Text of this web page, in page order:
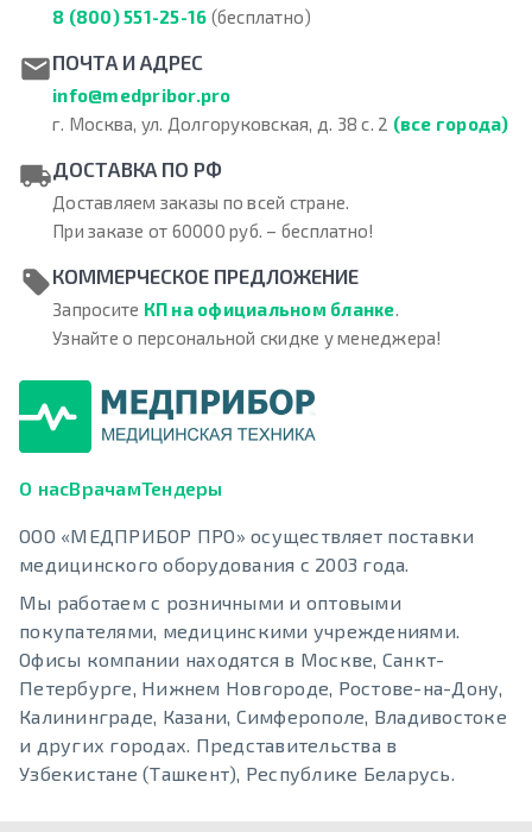
8 (800) 551-25-16 (бесплатно)
ПОЧТА И АДРЕС
info@medpribor.pro
г. Москва, ул. Долгоруковская, д. 38 с. 2 (все города)
ДОСТАВКА ПО РФ
Доставляем заказы по всей стране.
При заказе от 60000 руб. – бесплатно!
КОММЕРЧЕСКОЕ ПРЕДЛОЖЕНИЕ
Запросите КП на официальном бланке.
Узнайте о персональной скидке у менеджера!
О насВрачамТендеры
ООО «МЕДПРИБОР ПРО» осуществляет поставки
медицинского оборудования с 2003 года.
Мы работаем с розничными и оптовыми
покупателями, медицинскими учреждениями.
Офисы компании находятся в Москве, Санкт-
Петербурге, Нижнем Новгороде, Ростове-на-Дону,
Калининграде, Казани, Симферополе, Владивостоке
и других городах. Представительства в
Узбекистане (Ташкент), Республике Беларусь.